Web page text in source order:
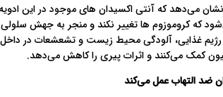
که کروموزوم ها تغییر نکند و منجر به جهش
غذایی، آلودگی محیط زیست و تشعشعات در داخل
کمک می‌کنند و اثرات پیری را کاهش می‌دهد.